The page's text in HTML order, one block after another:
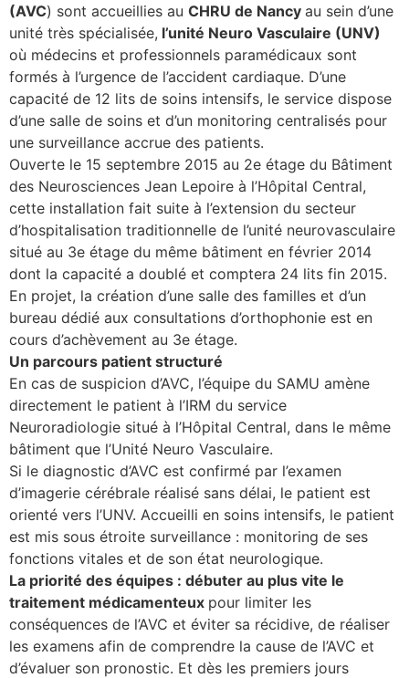
& patrimoine
écologique
CONNECTÉ
l’éditeur
un CHU
(AVC) sont accueillies au CHRU de Nancy au sein d’une
unité très spécialisée, l’unité Neuro Vasculaire (UNV)
où médecins et professionnels paramédicaux sont
formés à l’urgence de l’accident cardiaque. D’une
capacité de 12 lits de soins intensifs, le service dispose
d’une salle de soins et d’un monitoring centralisés pour
une surveillance accrue des patients.
Ouverte le 15 septembre 2015 au 2e étage du Bâtiment
des Neurosciences Jean Lepoire à l’Hôpital Central,
cette installation fait suite à l’extension du secteur
d’hospitalisation traditionnelle de l’unité neurovasculaire
situé au 3e étage du même bâtiment en février 2014
dont la capacité a doublé et comptera 24 lits fin 2015.
En projet, la création d’une salle des familles et d’un
bureau dédié aux consultations d’orthophonie est en
cours d’achèvement au 3e étage.
Un parcours patient structuré
En cas de suspicion d’AVC, l’équipe du SAMU amène
directement le patient à l’IRM du service
Neuroradiologie situé à l’Hôpital Central, dans le même
bâtiment que l’Unité Neuro Vasculaire.
Si le diagnostic d’AVC est confirmé par l’examen
d’imagerie cérébrale réalisé sans délai, le patient est
orienté vers l’UNV. Accueilli en soins intensifs, le patient
est mis sous étroite surveillance : monitoring de ses
fonctions vitales et de son état neurologique.
La priorité des équipes : débuter au plus vite le
traitement médicamenteux pour limiter les
conséquences de l’AVC et éviter sa récidive, de réaliser
les examens afin de comprendre la cause de l’AVC et
d’évaluer son pronostic. Et dès les premiers jours